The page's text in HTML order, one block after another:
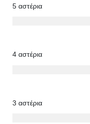
5 αστέρια
4 αστέρια
3 αστέρια